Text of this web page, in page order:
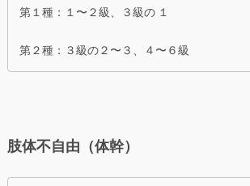
第１種：１〜２級、３級の １
第２種：３級の２〜３、４〜６級
肢体不自由（体幹）